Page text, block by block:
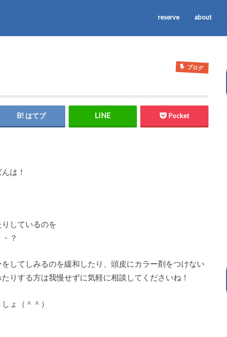
reserve about
ブログ
はてブ Pocket
は！
しているのを
？
してしみるのを緩和したり、頭皮にカラー剤をつけない
りする方は我慢せずに気軽に相談してくださいね！
ょ（＾＾）